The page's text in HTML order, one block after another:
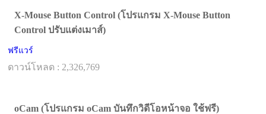
X-Mouse Button Control (โปรแกรม X-Mouse Button
Control ปรับแต่งเมาส์)
ฟรีแวร์
ดาวน์โหลด : 2,326,769
oCam (โปรแกรม oCam บันทึกวิดีโอหน้าจอ ใช้ฟรี)